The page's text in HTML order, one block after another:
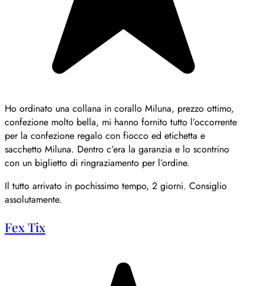
Ho ordinato una collana in corallo Miluna, prezzo ottimo,
confezione molto bella, mi hanno fornito tutto l’occorrente
per la confezione regalo con fiocco ed etichetta e
sacchetto Miluna. Dentro c’era la garanzia e lo scontrino
con un biglietto di ringraziamento per l’ordine.
Il tutto arrivato in pochissimo tempo, 2 giorni. Consiglio
assolutamente.
Fex Tix